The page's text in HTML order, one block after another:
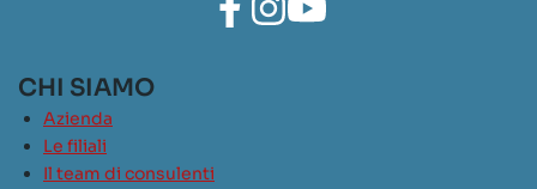
CHI SIAMO
Azienda
Le filiali
Il team di consulenti